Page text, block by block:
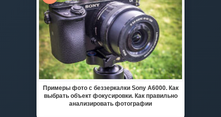
Примеры фото с беззеркалки Sony A6000. Как
выбрать объект фокусировки. Как правильно
анализировать фотографии